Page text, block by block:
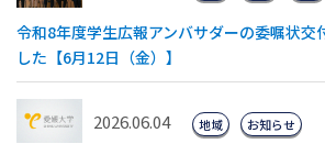
令和8年度学生広報アンバサダーの委嘱状交
した【6月12日（金）】
2026.06.04 地域 お知らせ